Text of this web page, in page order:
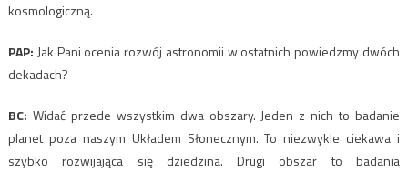
kosmologiczną.
PAP: Jak Pani ocenia rozwój astronomii w ostatnich powiedzmy dwóch
dekadach?
BC: Widać przede wszystkim dwa obszary. Jeden z nich to badanie
planet poza naszym Układem Słonecznym. To niezwykle ciekawa i
szybko rozwijająca się dziedzina. Drugi obszar to badania